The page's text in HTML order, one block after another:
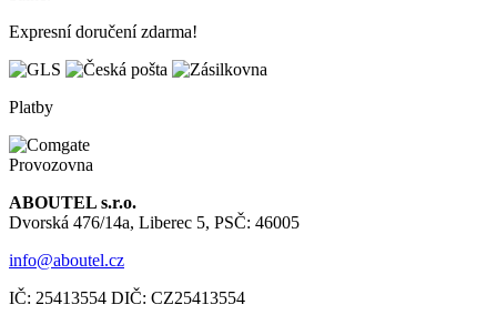
Expresní doručení zdarma!
Platby
Provozovna
ABOUTEL s.r.o.
Dvorská 476/14a, Liberec 5, PSČ: 46005
info@aboutel.cz
IČ: 25413554 DIČ: CZ25413554